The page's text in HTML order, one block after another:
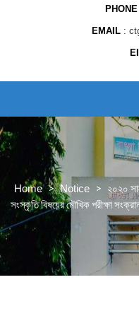
PHONE
EMAIL
Home > Notice > ২০২০
সংস্কৃতি বিষয়ের মৌখিক পরীক্ষা